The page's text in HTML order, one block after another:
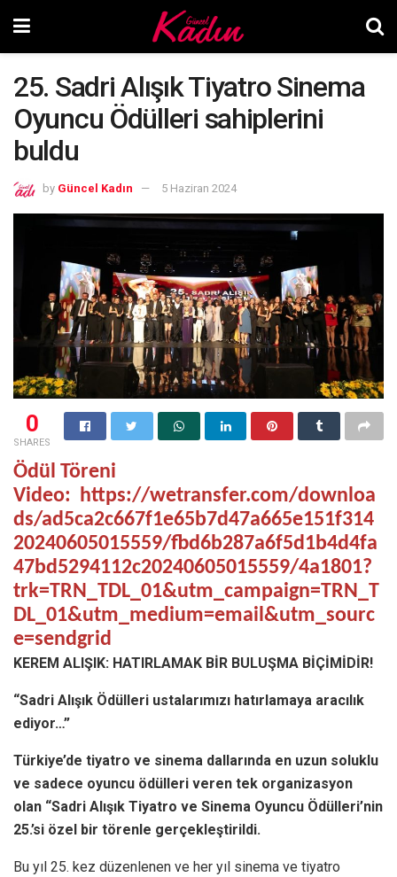
25. Sadri Alışık Tiyatro Sinema
Oyuncu Ödülleri sahiplerini
buldu
by Güncel Kadın 5 Haziran 2024
0
SHARES
Ödül Töreni
Video:
https://wetransfer.com/downloa
ds/ad5ca2c667f1e65b7d47a665e151f314
20240605015559/fbd6b287a6f5d1b4d4fa
47bd5294112c20240605015559/4a1801?
trk=TRN_TDL_01&utm_campaign=TRN_T
DL_01&utm_medium=email&utm_sourc
e=sendgrid
KEREM ALIŞIK: HATIRLAMAK BİR BULUŞMA BİÇİMİDİR!
“Sadri Alışık Ödülleri ustalarımızı hatırlamaya aracılık
ediyor…”
Türkiye’de tiyatro ve sinema dallarında en uzun soluklu
ve sadece oyuncu ödülleri veren tek organizasyon
olan “Sadri Alışık Tiyatro ve Sinema Oyuncu Ödülleri’nin
25.’si özel bir törenle gerçekleştirildi.
Bu yıl 25. kez düzenlenen ve her yıl sinema ve tiyatro